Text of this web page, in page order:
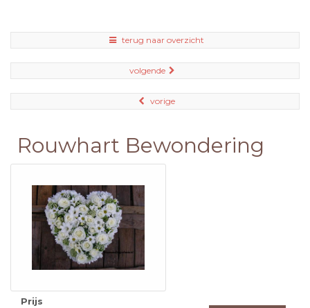
terug naar overzicht
volgende
vorige
Rouwhart Bewondering
Prijs